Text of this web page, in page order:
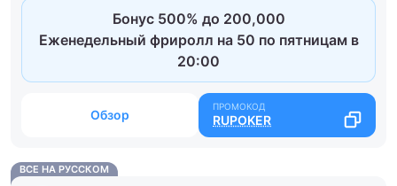
Бонус 500% до 200,000
Еженедельный фриролл на 50 по пятницам в
20:00
Обзор RUPOKER
ВСЕ НА РУССКОМ